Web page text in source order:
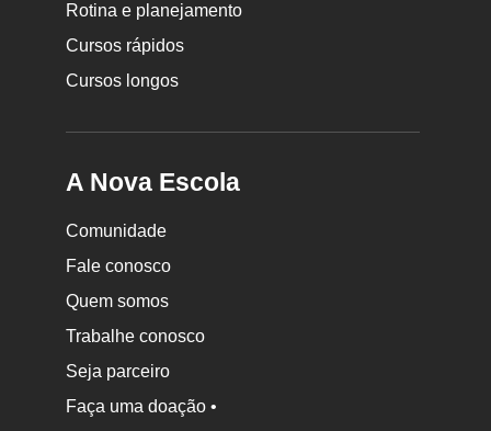
Rotina e planejamento
Cursos rápidos
Cursos longos
A Nova Escola
Comunidade
Fale conosco
Quem somos
Trabalhe conosco
Seja parceiro
Faça uma doação •